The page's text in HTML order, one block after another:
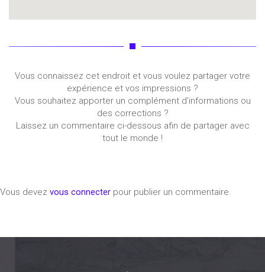
Vous connaissez cet endroit et vous voulez partager votre
expérience et vos impressions ?
Vous souhaitez apporter un complément d'informations ou
des corrections ?
Laissez un commentaire ci-dessous afin de partager avec
tout le monde !
Vous devez vous connecter pour publier un commentaire.